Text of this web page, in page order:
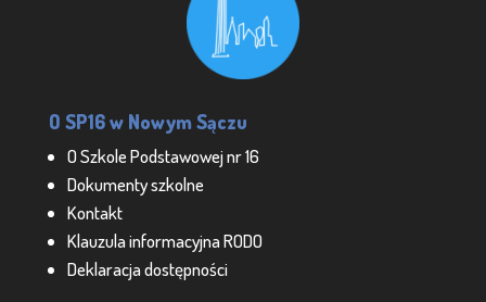
O SP16 w Nowym Sączu
O Szkole Podstawowej nr 16
Dokumenty szkolne
Kontakt
Klauzula informacyjna RODO
Deklaracja dostępności